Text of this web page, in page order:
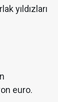
yıldızları
euro.